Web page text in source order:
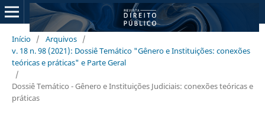
Início / Arquivos /
v. 18 n. 98 (2021): Dossiê Temático "Gênero e Instituições: conexões
teóricas e práticas" e Parte Geral
/
Dossiê Temático - Gênero e Instituições Judiciais: conexões teóricas e
práticas